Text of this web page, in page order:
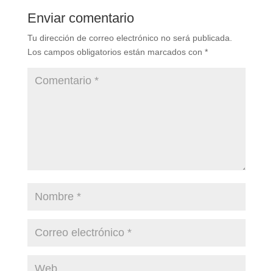
Enviar comentario
Tu dirección de correo electrónico no será publicada.
Los campos obligatorios están marcados con *